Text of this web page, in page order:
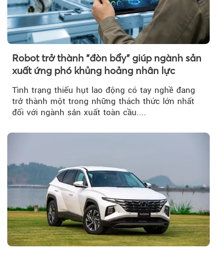
Robot trở thành "đòn bẩy" giúp ngành sản
xuất ứng phó khủng hoảng nhân lực
Tình trạng thiếu hụt lao động có tay nghề đang
trở thành một trong những thách thức lớn nhất
đối với ngành sản xuất toàn cầu....